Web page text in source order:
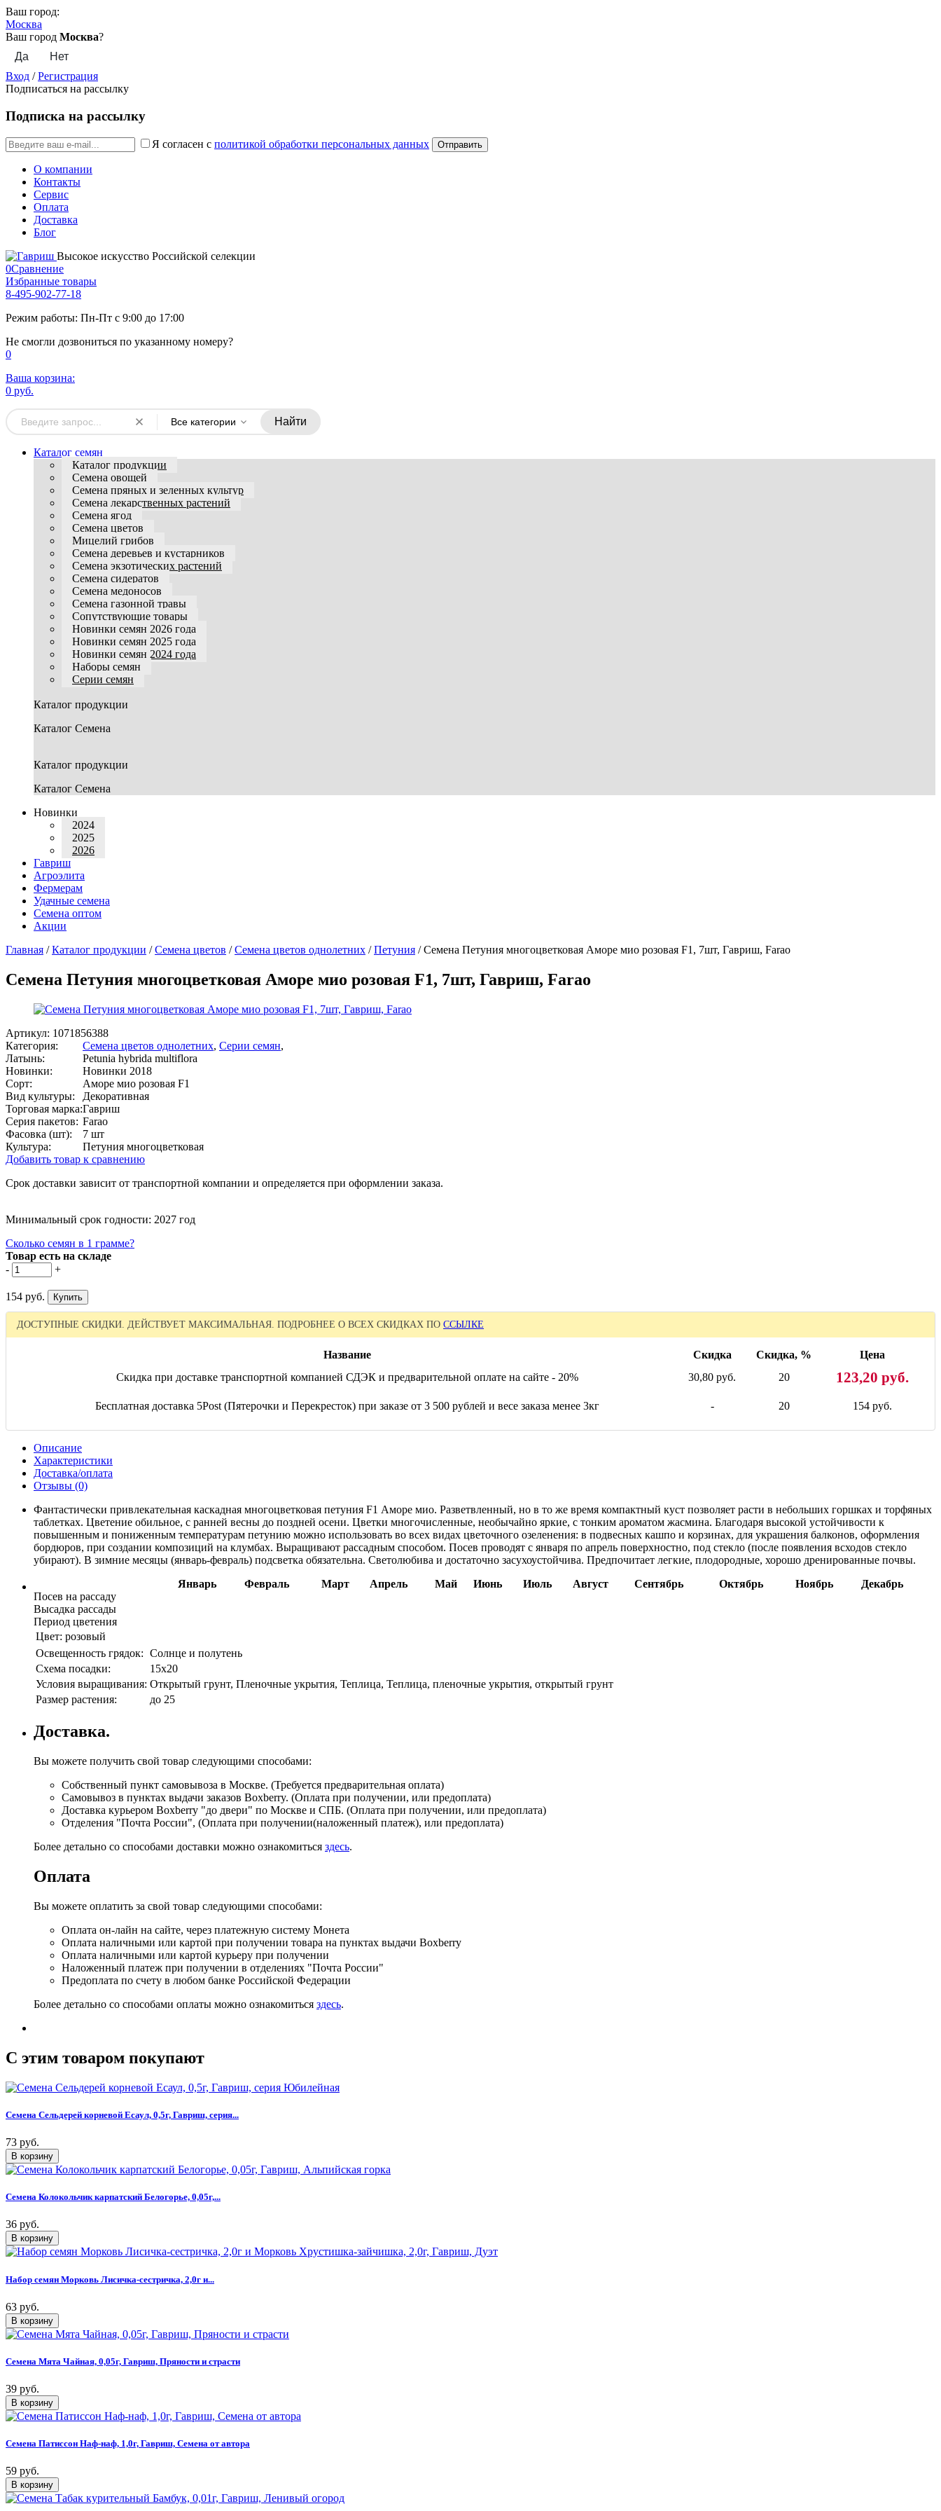
Ваш город:
Москва
Ваш город Москва?
Вход /Регистрация
Подписаться на рассылку
Подписка на рассылку
Я согласен с политикой обработки персональных данных
О компании
Контакты
Сервис
Оплата
Доставка
Блог
Высокое искусство Российской селекции
0Сравнение
Избранные товары
8-495-902-77-18
Режим работы: Пн-Пт с 9:00 до 17:00
Не смогли дозвониться по указанному номеру?
0
Ваша корзина:
0 руб.
Все категории Найти
Каталог семян
Каталог продукции
Семена овощей
Семена пряных и зеленных культур
Семена лекарственных растений
Семена ягод
Семена цветов
Мицелий грибов
Семена деревьев и кустарников
Семена экзотических растений
Семена сидератов
Семена медоносов
Семена газонной травы
Сопутствующие товары
Новинки семян 2026 года
Новинки семян 2025 года
Новинки семян 2024 года
Наборы семян
Серии семян
Каталог продукции
Каталог Семена
Каталог продукции
Каталог Семена
Новинки
2024
2025
2026
Гавриш
Агроэлита
Фермерам
Удачные семена
Семена оптом
Акции
Главная /Каталог продукции /Семена цветов /Семена цветов однолетних /Петуния /Семена Петуния многоцветковая Аморе мио розовая F1, 7шт, Гавриш, Farao
Семена Петуния многоцветковая Аморе мио розовая F1, 7шт, Гавриш, Farao
Артикул: 1071856388
Категория:
Семена цветов однолетних, Серии семян,
Латынь:
Petunia hybrida multiflora
Новинки:
Новинки 2018
Сорт:
Аморе мио розовая F1
Вид культуры:
Декоративная
Торговая марка:Гавриш
Серия пакетов: Farao
Фасовка (шт):
7 шт
Культура:
Петуния многоцветковая
Добавить товар к сравнению
Срок доставки зависит от транспортной компании и определяется при оформлении заказа.
Минимальный срок годности: 2027 год
Сколько семян в 1 грамме?
Товар есть на складе
-
+
154 руб.
ДОСТУПНЫЕ СКИДКИ. ДЕЙСТВУЕТ МАКСИМАЛЬНАЯ. ПОДРОБНЕЕ О ВСЕХ СКИДКАХ ПО ССЫЛКЕ
Название Скидка Скидка, %
Цена
Скидка при доставке транспортной компанией СДЭК и предварительной оплате на сайте - 20%
30,80 руб. 20 123,20 руб.
Бесплатная доставка 5Post (Пятерочки и Перекресток) при заказе от 3 500 рублей и весе заказа менее 3кг - 20 154 руб.
Описание
Характеристики
Доставка/оплата
Отзывы (0)
Фантастически привлекательная каскадная многоцветковая петуния F1 Аморе мио. Разветвленный, но в то же время компактный куст позволяет расти в небольших горшках и торфяных
таблетках. Цветение обильное, с ранней весны до поздней осени. Цветки многочисленные, необычайно яркие, с тонким ароматом жасмина. Благодаря высокой устойчивости к
повышенным и пониженным температурам петунию можно использовать во всех видах цветочного озеленения: в подвесных кашпо и корзинах, для украшения балконов, оформления
бордюров, при создании композиций на клумбах. Выращивают рассадным способом. Посев проводят с января по апрель поверхностно, под стекло (после появления всходов стекло
убирают). В зимние месяцы (январь-февраль) подсветка обязательна. Светолюбива и достаточно засухоустойчива. Предпочитает легкие, плодородные, хорошо дренированные почвы.
Январь
Февраль Март Апрель Май Июнь Июль Август Сентябрь Октябрь Ноябрь
Декабрь
Посев на рассаду
Высадка рассады
Период цветения
Цвет: розовый
Освещенность грядок: Солнце и полутень
Схема посадки:
15х20
Условия выращивания: Открытый грунт, Пленочные укрытия, Теплица, Теплица, пленочные укрытия, открытый грунт
Размер растения:
до 25
Доставка.
Вы можете получить свой товар следующими способами:
Собственный пункт самовывоза в Москве. (Требуется предварительная оплата)
Самовывоз в пунктах выдачи заказов Boxberry. (Оплата при получении, или предоплата)
Доставка курьером Boxberry "до двери" по Москве и СПБ. (Оплата при получении, или предоплата)
Отделения "Почта России", (Оплата при получении(наложенный платеж), или предоплата)
Более детально со способами доставки можно ознакомиться здесь.
Оплата
Вы можете оплатить за свой товар следующими способами:
Оплата он-лайн на сайте, через платежную систему Монета
Оплата наличными или картой при получении товара на пунктах выдачи Boxberry
Оплата наличными или картой курьеру при получении
Наложенный платеж при получении в отделениях "Почта России"
Предоплата по счету в любом банке Российской Федерации
Более детально со способами оплаты можно ознакомиться здесь.
C этим товаром покупают
Семена Сельдерей корневой Есаул, 0,5г, Гавриш, серия...
73 руб.
Семена Колокольчик карпатский Белогорье, 0,05г,...
36 руб.
Набор семян Морковь Лисичка-сестричка, 2,0г и...
63 руб.
Семена Мята Чайная, 0,05г, Гавриш, Пряности и страсти
39 руб.
Семена Патиссон Наф-наф, 1,0г, Гавриш, Семена от автора
59 руб.